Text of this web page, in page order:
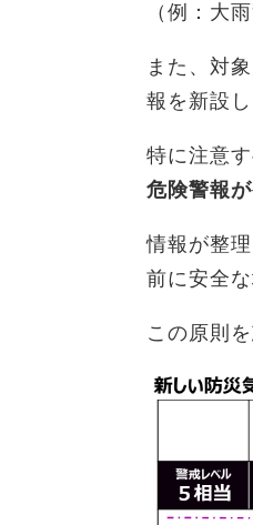
（例：大
また、対
報を新設
特に注意す
危険警報
情報が整
前に安全
この原則